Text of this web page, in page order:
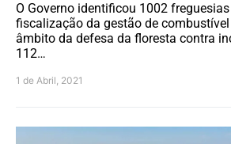
O Governo identificou 1002
fiscalização da gestão de
âmbito da defesa da floresta contra
112…
1 de Abril, 2021